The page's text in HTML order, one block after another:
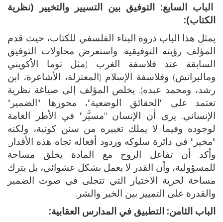
الباب السابع: التوفيق بين التسيير والتخيير (نظرية
الكتاب):
يمثل هذا الباب ذروة البناء الفلسفي للكتاب، حيث قدم
المؤلف رؤيته التوفيقية. واستعرض محاولات التوفيق
السابقة عند فلاسفة الغرب (مثل توما الأكويني
ومالبرانش) وفلاسفة الإسلام (المعتزلة، الأشاعرة، ابن
رشد، ومحمد عبده). يخلص المؤلف إلى صياغة نظرية
تعتمد على "الحقائق الوضعية"، محورها "الضمير"
الإنساني. يرى أن الإنسان "مسيَّر" في الأطر العامة
لوجوده وفيما لا يملك تغييره من سنن كونية، ولكنه
"مخير" في دائرة سلوكه وردود أفعاله تجاه هذه الأقدار.
وأكد أن تفاعل الروح مع المادة يخلق مساحة
للمسؤولية، وأن القدر لا يعمل بشكل عشوائي، بل يترك
مساحة لحرية الاختيار التي تتجلى في صوت الضمير
والقدرة على التمييز بين الخير والشر.
الباب الثامن: التطبيق في المدارس العقابية: